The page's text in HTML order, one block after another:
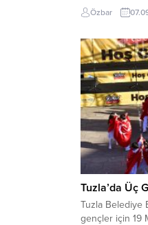
kaynaklanan
bir çevre için
şekilde devam
programı
Özbar
Tuzla’da Üç
Tuzla Belediye
gençler için 19